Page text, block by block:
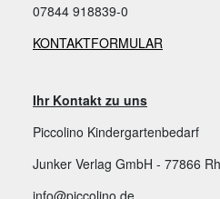
07844 918839-0
KONTAKTFORMULAR
Ihr Kontakt zu uns
Piccolino Kindergartenbedarf
Junker Verlag GmbH - 77866
info@piccolino.de